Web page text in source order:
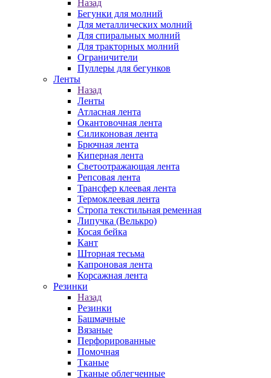
Назад
Бегунки для молний
Для металлических молний
Для спиральных молний
Для тракторных молний
Ограничители
Пуллеры для бегунков
Ленты
Назад
Ленты
Атласная лента
Окантовочная лента
Силиконовая лента
Брючная лента
Киперная лента
Светоотражающая лента
Репсовая лента
Трансфер клеевая лента
Термоклеевая лента
Стропа текстильная ременная
Липучка (Велькро)
Косая бейка
Кант
Шторная тесьма
Капроновая лента
Корсажная лента
Резинки
Назад
Резинки
Башмачные
Вязаные
Перфорированные
Помочная
Тканые
Тканые облегченные